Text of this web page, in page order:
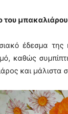
του μπακαλιάρου
έδεσμα της
καθώς
και μάλιστα